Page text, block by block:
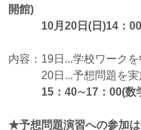
開館)
10月20日(日)14：
内容：19日...学校ワーク
20日...予想問題を実施
15：40∼17：00(数
★予想問題演習への参加